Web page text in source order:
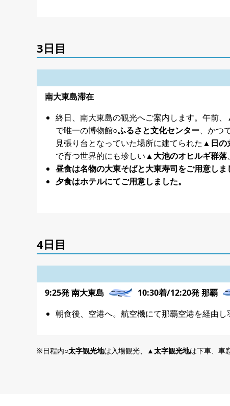
3日目
南大東島滞在
終日、南大東島の観光へご案内します。午前、
で唯一の博物館○ふるさと文化センター、かつ
見張り台となっていた場所に建てられた▲日の
で育つ世界的にも珍しい▲大池のオヒルギ群落
昼食は名物の大東そばと大東寿司をご用意しま
夕食はホテルにてご用意しました。
4日目
9:25発 南大東島
10:30着/12:20発 那覇
朝食後、空港へ。航空機にて那覇空港を経由し
日程内○太字観光地は入場観光、 ▲太字観光地は下車、車